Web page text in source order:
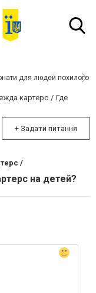
для людей похилого
картерс
Где
+ Задати питання
/
на детей?